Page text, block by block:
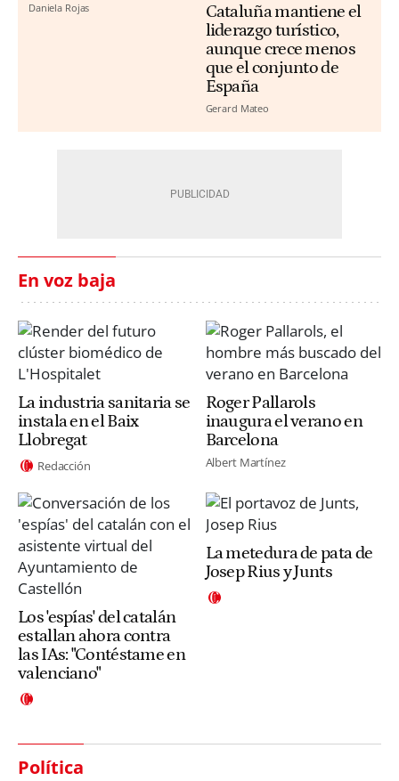
Daniela Rojas
Cataluña mantiene el
liderazgo turístico,
aunque crece menos
que el conjunto de
España
Gerard Mateo
En voz baja
La industria sanitaria se
instala en el Baix
Llobregat
Redacción
Roger Pallarols
inaugura el verano en
Barcelona
Albert Martínez
Los 'espías' del catalán
estallan ahora contra
las IAs: "Contéstame en
valenciano"
La metedura de pata de
Josep Rius y Junts
Política